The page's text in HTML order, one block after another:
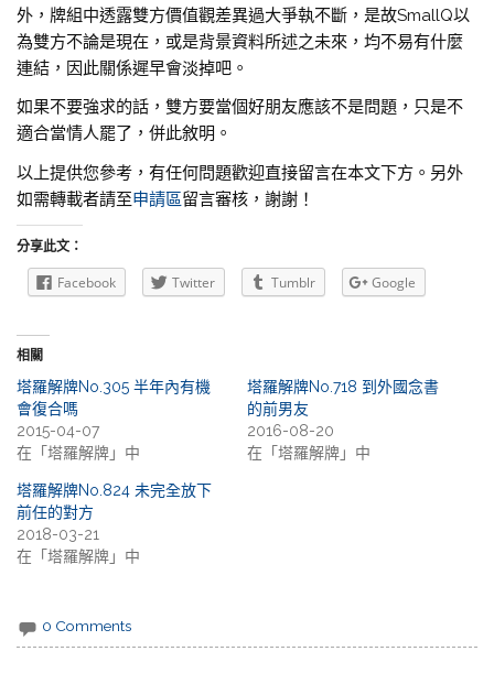
外，牌組中透露雙方價值觀差異過大爭執不斷，是故SmallQ以
為雙方不論是現在，或是背景資料所述之未來，均不易有什麼
連結，因此關係遲早會淡掉吧。
如果不要強求的話，雙方要當個好朋友應該不是問題，只是不
適合當情人罷了，併此敘明。
以上提供您參考，有任何問題歡迎直接留言在本文下方。另外
如需轉載者請至申請區留言審核，謝謝！
分享此文：
Facebook Twitter Tumblr Google
相關
塔羅解牌No.305 半年內有機
會復合嗎
2015-04-07
在「塔羅解牌」中
塔羅解牌No.718 到外國念書
的前男友
2016-08-20
在「塔羅解牌」中
塔羅解牌No.824 未完全放下
前任的對方
2018-03-21
在「塔羅解牌」中
0 Comments